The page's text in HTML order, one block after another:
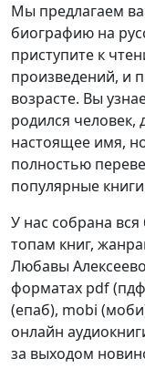
Мы предлагаем
биографию на
приступите к
произведений, и
возрасте. Вы
родился человек,
настоящее имя,
полностью
популярные
У нас собрана
топам книг,
Любавы
форматах pdf
(епаб), mobi
онлайн
за выходом